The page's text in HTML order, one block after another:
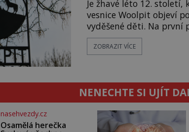
Je žhavé léto 12. století,
vesnice Woolpit objeví
vyděšené děti. Na první
každé jiné, až na jednu
kůže má nazelenalý
jednou z největších
po téměř devíti stech
ZOBRAZIT VÍCE
NENECHTE SI UJÍT
nasehvezdy.cz
Osamělá herečka